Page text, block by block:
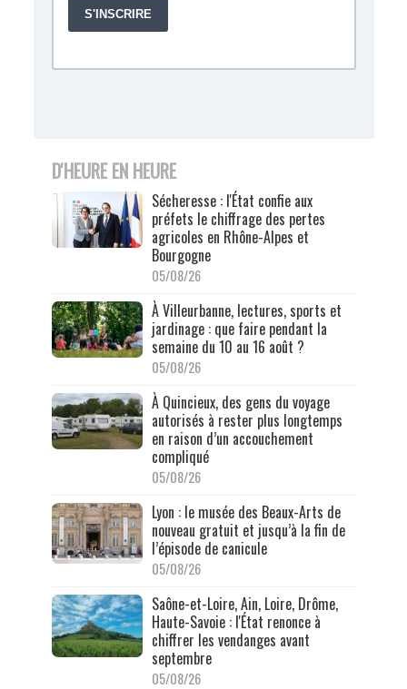
D'HEURE EN HEURE
Sécheresse : l'État confie aux
préfets le chiffrage des pertes
agricoles en Rhône-Alpes et
Bourgogne
05/08/26
À Villeurbanne, lectures, sports et
jardinage : que faire pendant la
semaine du 10 au 16 août ?
05/08/26
À Quincieux, des gens du voyage
autorisés à rester plus longtemps
en raison d’un accouchement
compliqué
05/08/26
Lyon : le musée des Beaux-Arts de
nouveau gratuit et jusqu’à la fin de
l’épisode de canicule
05/08/26
Saône-et-Loire, Ain, Loire, Drôme,
Haute-Savoie : l'État renonce à
chiffrer les vendanges avant
septembre
05/08/26